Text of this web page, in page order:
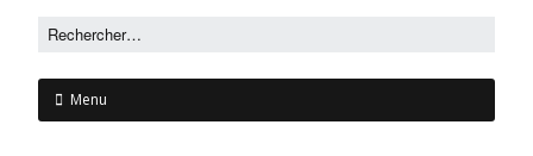
Menu